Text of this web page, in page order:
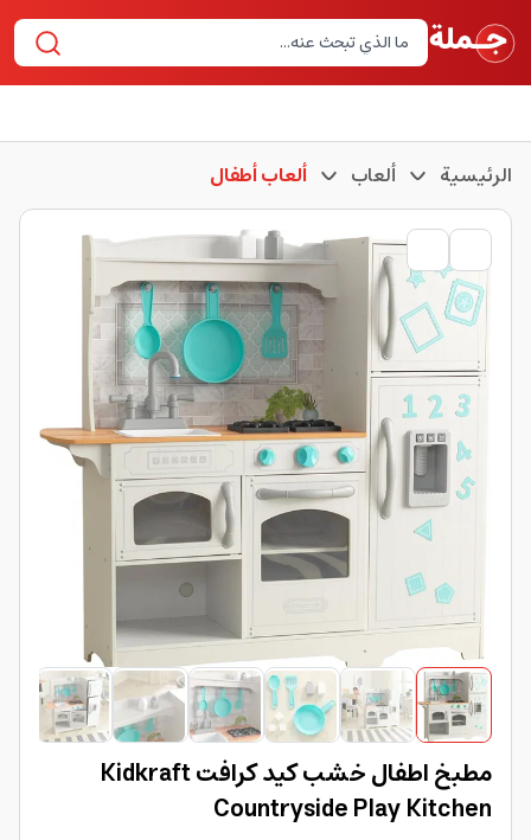
الرئيسية ألعاب ألعاب أطفال
مطبخ اطفال خشب كيد كرافت Kidkraft
Countryside Play Kitchen